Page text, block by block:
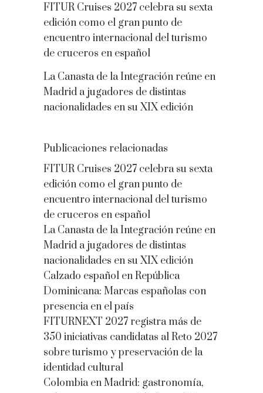
FITUR Cruises 2027 celebra su sexta
edición como el gran punto de
encuentro internacional del turismo
de cruceros en español
La Canasta de la Integración reúne en
Madrid a jugadores de distintas
nacionalidades en su XIX edición
Publicaciones relacionadas
FITUR Cruises 2027 celebra su sexta
edición como el gran punto de
encuentro internacional del turismo
de cruceros en español
La Canasta de la Integración reúne en
Madrid a jugadores de distintas
nacionalidades en su XIX edición
Calzado español en República
Dominicana: Marcas españolas con
presencia en el país
FITURNEXT 2027 registra más de
350 iniciativas candidatas al Reto 2027
sobre turismo y preservación de la
identidad cultural
Colombia en Madrid: gastronomía,